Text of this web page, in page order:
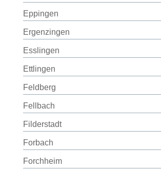
Eppingen
Ergenzingen
Esslingen
Ettlingen
Feldberg
Fellbach
Filderstadt
Forbach
Forchheim